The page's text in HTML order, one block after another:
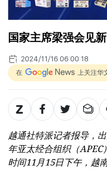
国家主席梁强会见
2024/11/16 06:00:18
在 上关注华
越通社特派记者报导，
年亚太经合组织（
时间11月15日下午，越